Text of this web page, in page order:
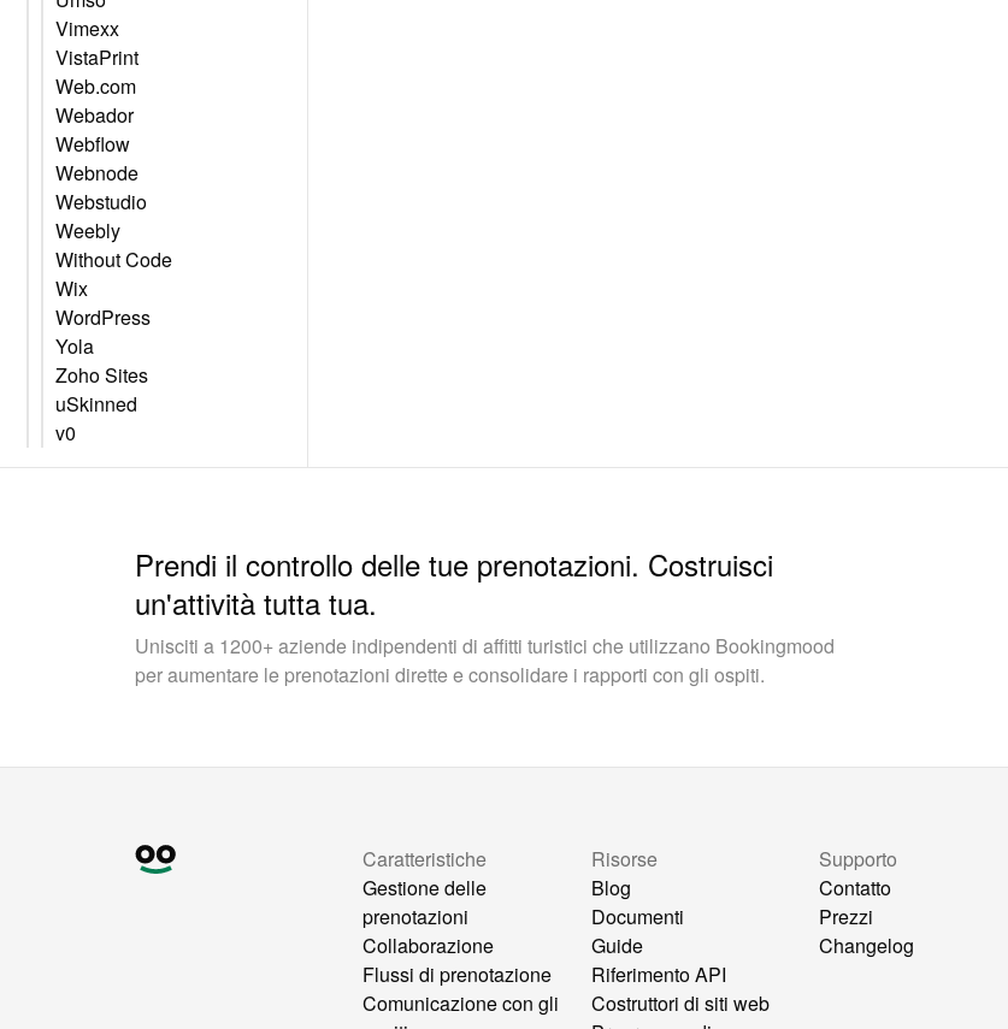
Vimexx
VistaPrint
Web.com
Webador
Webflow
Webnode
Webstudio
Weebly
Without Code
Wix
WordPress
Yola
Zoho Sites
uSkinned
v0
Prendi il controllo delle tue prenotazioni. Costruisci
un'attività tutta tua.
Unisciti a 1200+ aziende indipendenti di affitti turistici che utilizzano Bookingmood
per aumentare le prenotazioni dirette e consolidare i rapporti con gli ospiti.
Caratteristiche
Gestione delle
prenotazioni
Collaborazione
Flussi di prenotazione
Comunicazione con gli
Risorse
Blog
Documenti
Guide
Riferimento API
Costruttori di siti web
Supporto
Contatto
Prezzi
Changelog